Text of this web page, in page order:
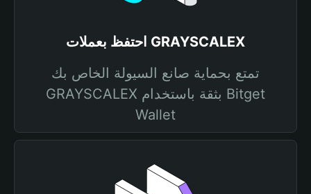
احتفظ بعملات GRAYSCALEX
تمتع بحماية صانع السيولة الخاص بك
GRAYSCALEX بثقة باستخدام Bitget
Wallet